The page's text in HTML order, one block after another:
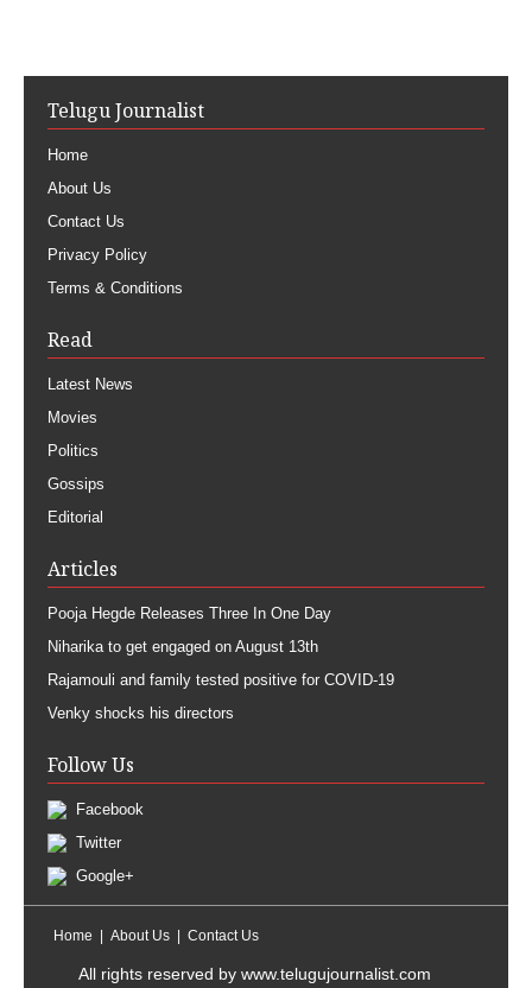
Telugu Journalist
Home
About Us
Contact Us
Privacy Policy
Terms & Conditions
Read
Latest News
Movies
Politics
Gossips
Editorial
Articles
Pooja Hegde Releases Three In One Day
Niharika to get engaged on August 13th
Rajamouli and family tested positive for COVID-19
Venky shocks his directors
Follow Us
Facebook
Twitter
Google+
Home About Us Contact Us
All rights reserved by www.telugujournalist.com